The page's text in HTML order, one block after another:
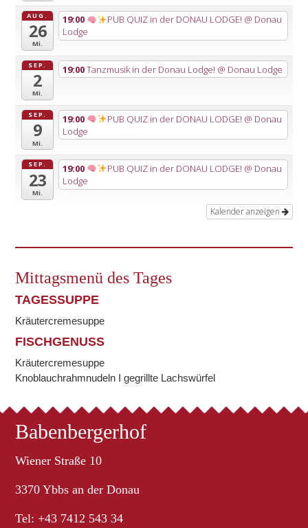
AUG.
26
Mi.
19:00 PUB QUIZ in der DONAU LODGE! @ Donau
Lodge
SEP.
2
Mi.
19:00Tanzmusik in der Donau Lodge! @ Donau Lodge
SEP.
9
Mi.
19:00 PUB QUIZ in der DONAU LODGE! @ Donau
Lodge
SEP.
23
Mi.
19:00 PUB QUIZ in der DONAU LODGE! @ Donau
Lodge
Kalender anzeigen
Mittagsmenü des Tages
TAGESSUPPE
Kräutercremesuppe
FISCHGENUSS
Kräutercremesuppe
Knoblauchrahmnudeln I gegrillte Lachswürfel
Babenbergerhof
Wiener Straße 10
3370 Ybbs an der Donau
Tel: +43 7412 543 34